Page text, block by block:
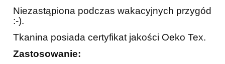
Niezastąpiona podczas wakacyjnych przygód
:-).
Tkanina posiada certyfikat jakości Oeko Tex.
Zastosowanie: